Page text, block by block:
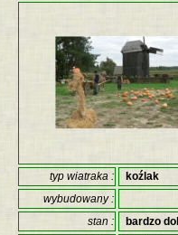
typ wiatraka :
koźlak
wybudowany :
stan :
bardzo